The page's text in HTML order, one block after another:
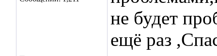
не будет
ещё раз